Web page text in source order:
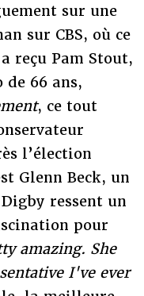
sur une
sur CBS, où ce
reçu Pam Stout,
66 ans,
, ce tout
l’élection
Glenn Beck, un
ressent un
pour
amazing. She
I've ever